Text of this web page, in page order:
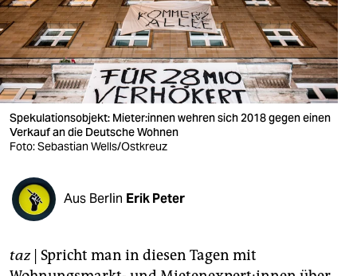
nord
wahrheit
verlag
verlag
veranstaltungen
shop
fragen & hilfe
abo
Spekulationsobjekt: Mie­te­r:in­nen wehren sich 2018 gegen einen
Verkauf an die Deutsche Wohnen
Foto: Sebastian Wells/Ostkreuz
Aus Berlin Erik Peter
taz| Spricht man in diesen Tagen mit